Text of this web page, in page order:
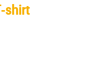
shirt